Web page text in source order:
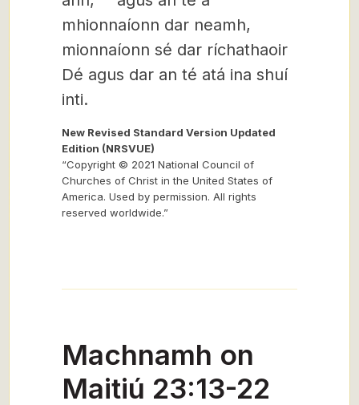
mhionnaíonn dar neamh,
mionnaíonn sé dar ríchathaoir
Dé agus dar an té atá ina shuí
inti.
New Revised Standard Version Updated
Edition (NRSVUE)
“Copyright © 2021 National Council of
Churches of Christ in the United States of
America. Used by permission. All rights
reserved worldwide.”
Machnamh on
Maitiú 23:13-22